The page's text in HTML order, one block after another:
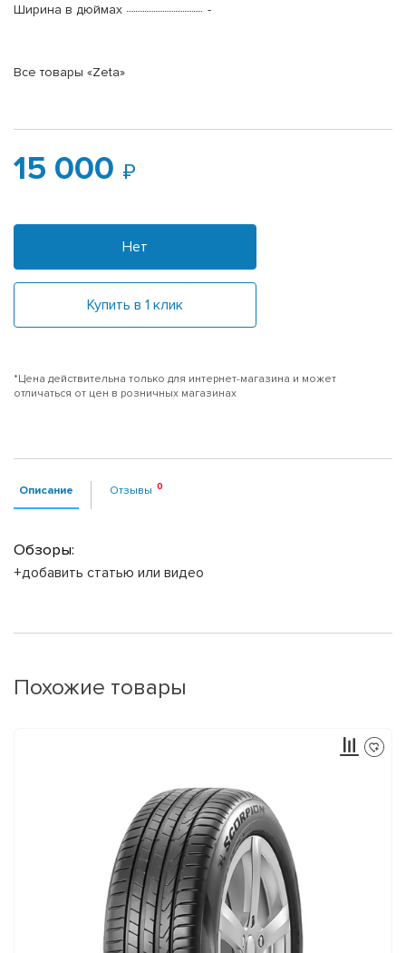
Ширина в дюймах
-
Все товары «Zeta»
15 000
Нет
Купить в 1 клик
*Цена действительна только для интернет-магазина и может
отличаться от цен в розничных магазинах
Описание Отзывы
Обзоры:
+добавить статью или видео
Похожие товары